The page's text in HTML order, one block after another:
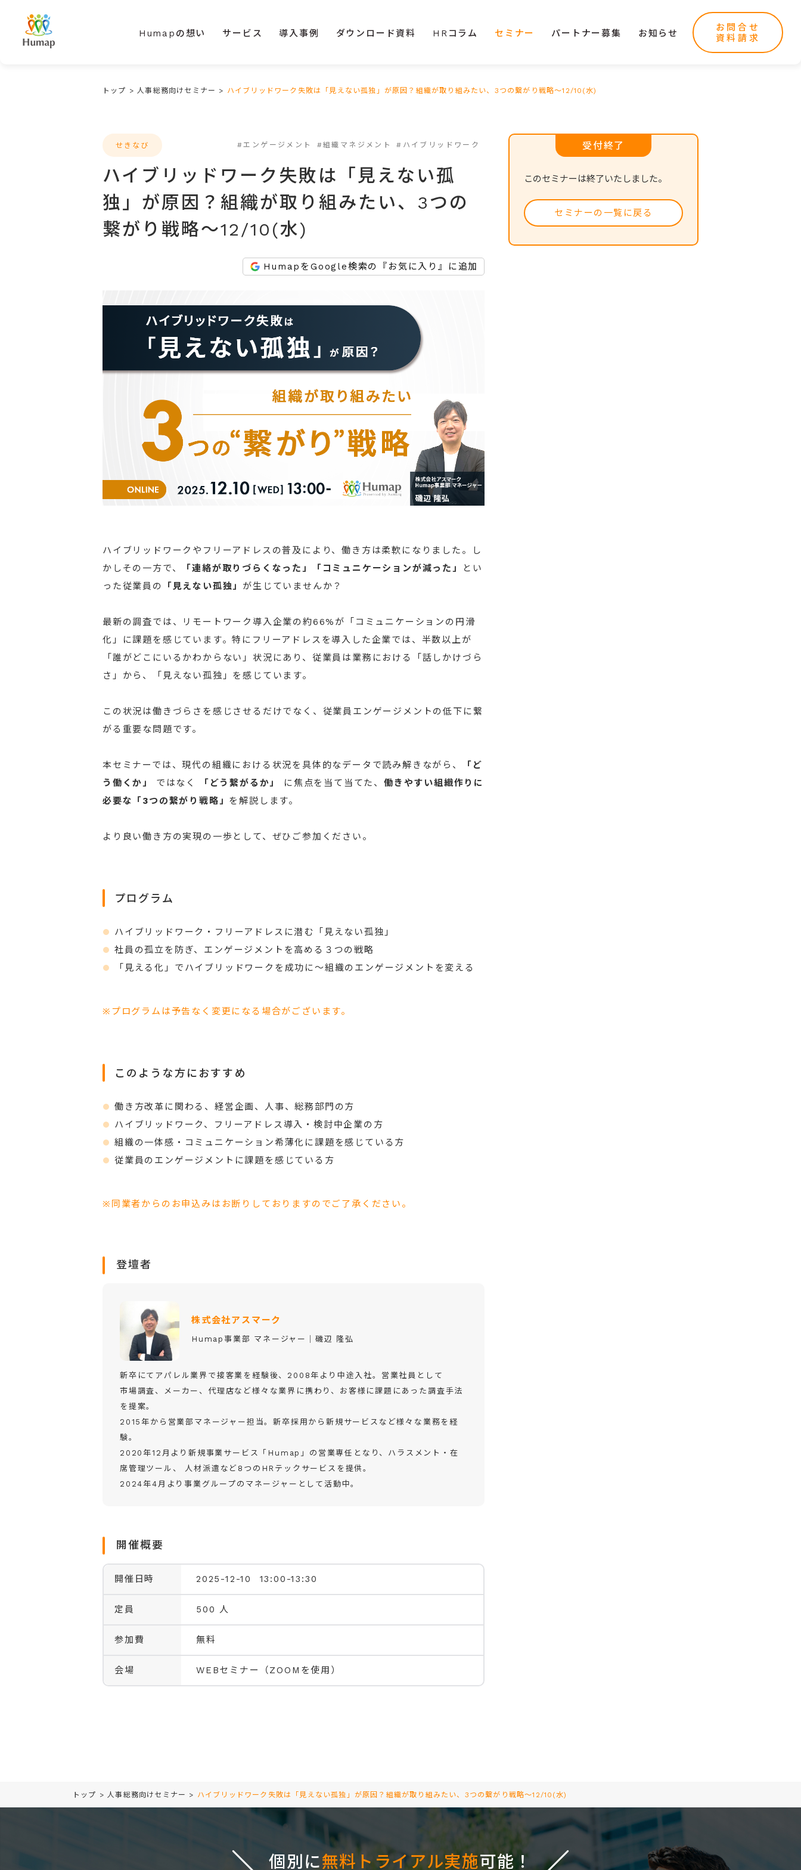
Humapの想い サービス 導入事例 ダウンロード資料 HRコラム セミナー パートナー募集 お知らせ
お問合せ
資料請求
トップ >人事総務向けセミナー > ハイブリッドワーク失敗は「見えない孤独」が原因？組織が取り組みたい、3つの繋がり戦略～12/10(水)
せきなび #エンゲージメント #組織マネジメント #ハイブリッドワーク
ハイブリッドワーク失敗は「見えない孤
独」が原因？組織が取り組みたい、3つの
繋がり戦略～12/10(水)
HumapをGoogle検索の『お気に入り』に追加
ハイブリッドワークやフリーアドレスの普及により、働き方は柔軟になりました。し
かしその一方で、
「連絡が取りづらくなった」「コミュニケーションが減った」
とい
った従業員の
「見えない孤独」 が生じていませんか？
最新の調査では、リモートワーク導入企業の約66%が「コミュニケーションの円滑
化」に課題を感じています。特にフリーアドレスを導入した企業では、半数以上が
「誰がどこにいるかわからない」状況にあり、従業員は業務における「話しかけづら
さ」から、「見えない孤独」を感じています。
この状況は働きづらさを感じさせるだけでなく、従業員エンゲージメントの低下に繋
がる重要な問題です。
本セミナーでは、現代の組織における状況を具体的なデータで読み解きながら、
「ど
う働くか」 ではなく 「どう繋がるか」 に焦点を当て当てた、働きやすい組織作りに
必要な「3つの繋がり戦略」 を解説します。
より良い働き方の実現の一歩として、ぜひご参加ください。
プログラム
ハイブリッドワーク・フリーアドレスに潜む「見えない孤独」
社員の孤立を防ぎ、エンゲージメントを高める３つの戦略
「見える化」でハイブリッドワークを成功に～組織のエンゲージメントを変える
※プログラムは予告なく変更になる場合がございます。
このような方におすすめ
働き方改革に関わる、経営企画、人事、総務部門の方
ハイブリッドワーク、フリーアドレス導入・検討中企業の方
組織の一体感・コミュニケーション希薄化に課題を感じている方
従業員のエンゲージメントに課題を感じている方
※同業者からのお申込みはお断りしておりますのでご了承ください。
登壇者
株式会社アスマーク
Humap事業部 マネージャー│磯辺 隆弘
新卒にてアパレル業界で接客業を経験後、2008年より中途入社。営業社員として
市場調査、メーカー、代理店など様々な業界に携わり、お客様に課題にあった調査手法
を提案。
2015年から営業部マネージャー担当。新卒採用から新規サービスなど様々な業務を経
験。
2020年12月より新規事業サービス「Humap」の営業専任となり、ハラスメント・在
席管理ツール、 人材派遣など8つのHRテックサービスを提供。
2024年4月より事業グループのマネージャーとして活動中。
開催概要
開催日時 2025-12-10 13:00-13:30
定員 500 人
参加費 無料
会場 WEBセミナー（ZOOMを使用）
受付終了
このセミナーは終了いたしました。
セミナーの一覧に戻る
トップ > 人事総務向けセミナー > ハイブリッドワーク失敗は「見えない孤独」が原因？組織が取り組みたい、3つの繋がり戦略～12/10(水)
個別に無料トライアル実施可能！